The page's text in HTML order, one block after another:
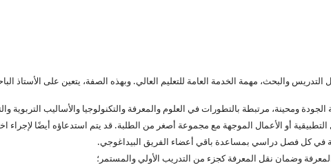
التدريس والبحث، مهمة الخدمة العامة للتعليم العالي. وبهذه الصفة، يتعين على الأستاذ
ومحينة، مرتبطة بالتطورات في العلوم والمعرفة والتكنولوجيا والأساليب التربوية
أو الأعمال الموجهة مع مجموعة أصغر من الطلبة. قد يتم استدعاؤه أيضًا لإجراء
في كل فصل دراسي بمساعدة باقي أعضاء الفريق البيداغوجي.
وضمان نقل المعرفة كجزء من التدريب الأولي والمستمر؛